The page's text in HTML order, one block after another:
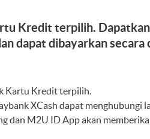
Kredit terpilih.
dapat dibayarkan
Kartu Kredit terpilih.
XCash dapat
dan M2U ID App akan